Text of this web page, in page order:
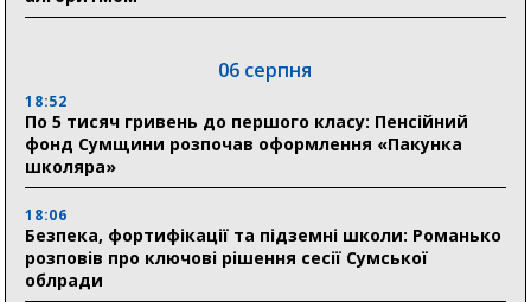
06 серпня
18:52
По 5 тисяч гривень до першого класу: Пенсійний
фонд Сумщини розпочав оформлення «Пакунка
школяра»
18:06
Безпека, фортифікації та підземні школи: Романько
розповів про ключові рішення сесії Сумської
облради